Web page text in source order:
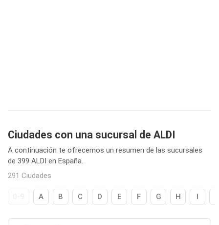
Ciudades con una sucursal de ALDI
A continuación te ofrecemos un resumen de las sucursales
de 399 ALDI en España.
291 Ciudades
A B C D E F G H I